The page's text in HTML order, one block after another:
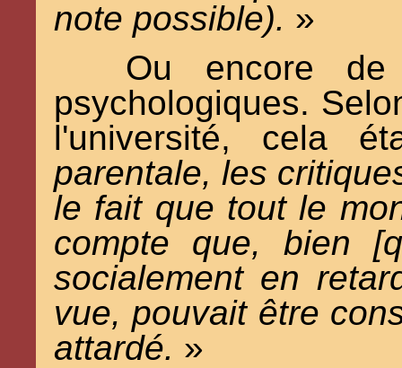
note possible). »
Ou encore de
psychologiques.
l'université, cela
parentale, les
le fait que tout le
compte que, bien
socialement en
vue, pouvait être
attardé. »